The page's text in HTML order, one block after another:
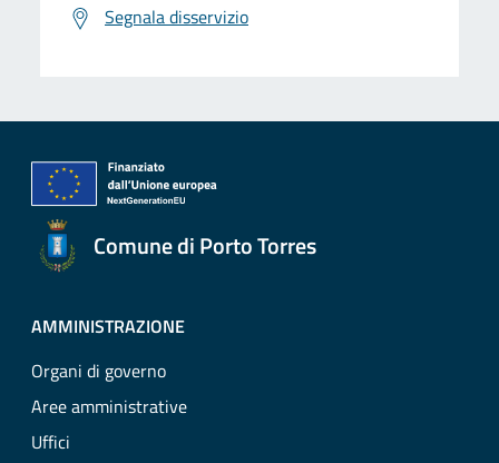
Segnala disservizio
Comune di Porto Torres
AMMINISTRAZIONE
Organi di governo
Aree amministrative
Uffici